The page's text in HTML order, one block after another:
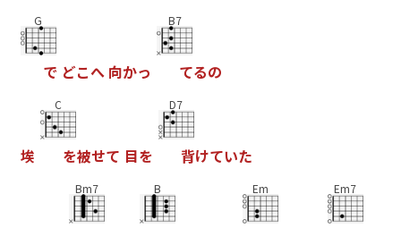
G
で どこへ 向かっ
B7
てるの
埃
C
を被せて 目を
D7
背けていた
Bm7 B Em Em7